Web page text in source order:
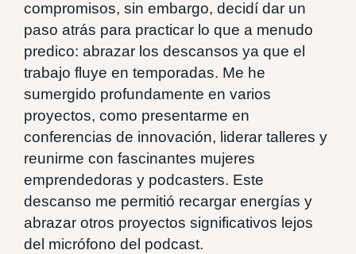
compromisos, sin embargo, decidí dar un
paso atrás para practicar lo que a menudo
predico: abrazar los descansos ya que el
trabajo fluye en temporadas. Me he
sumergido profundamente en varios
proyectos, como presentarme en
conferencias de innovación, liderar talleres y
reunirme con fascinantes mujeres
emprendedoras y podcasters. Este
descanso me permitió recargar energías y
abrazar otros proyectos significativos lejos
del micrófono del podcast.